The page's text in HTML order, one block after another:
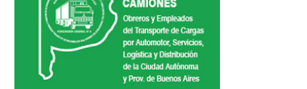
Noticias Fiscalización
Secretarías